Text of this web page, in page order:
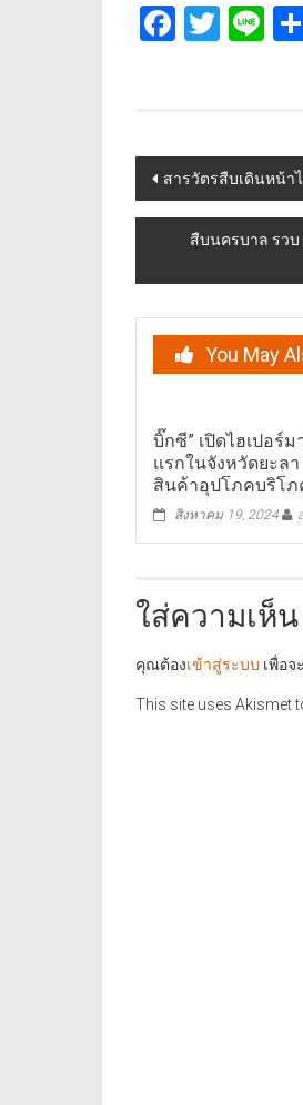
Post
navigation
สารวัตรสืบเดินหน้า
สืบนครบาล รวบ
You May
บิ๊กซี” เปิดไฮเปอร์ม
แรกในจังหวัดยะล
สินค้าอุปโภคบริโ
สิงหาคม 19, 2024
ใส่ความเห็น
คุณต้องเข้าสู่ระบบ เพื่อ
This site uses Akismet